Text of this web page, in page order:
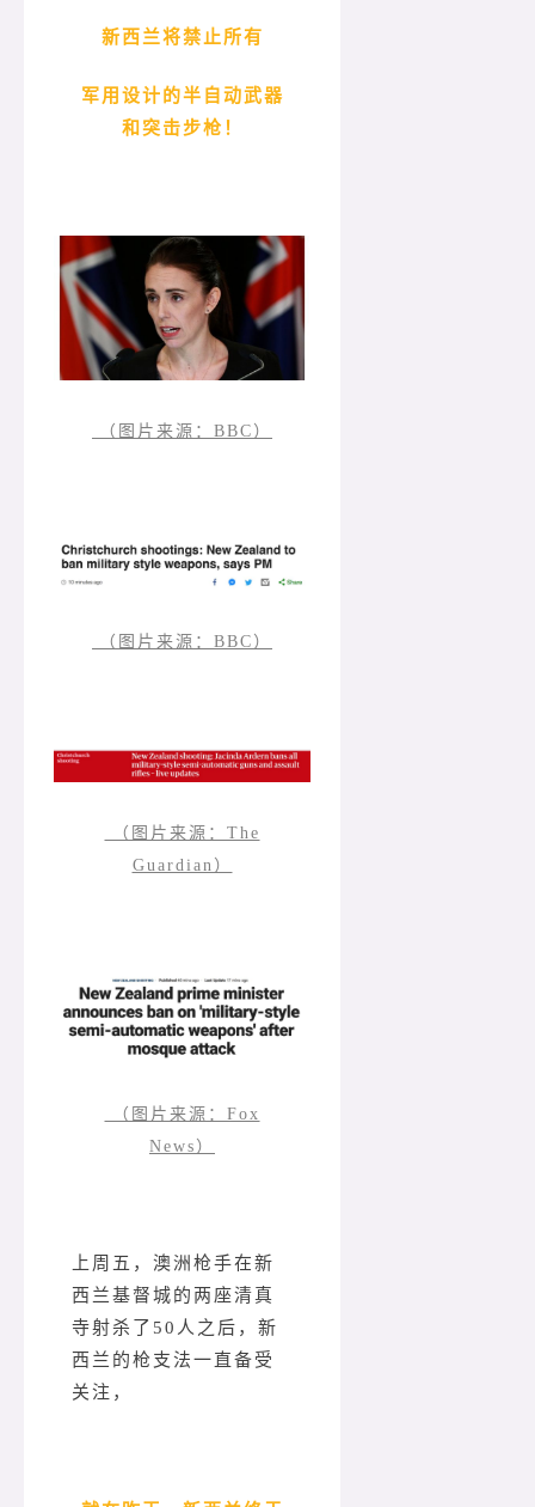
新西兰将禁止所有
军用设计的半自动武器
和突击步枪！
（图片来源：BBC）
（图片来源：BBC）
（图片来源：The
Guardian）
（图片来源：Fox
News）
上周五，澳洲枪手在新
西兰基督城的两座清真
寺射杀了50人之后，新
西兰的枪支法一直备受
关注，